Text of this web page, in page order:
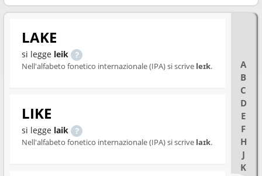
A
B
C
D
E
F
H
J
K
LAKE
si legge leik
Nell'alfabeto fonetico internazionale (IPA) si scrive leɪk.
LIKE
si legge laik
Nell'alfabeto fonetico internazionale (IPA) si scrive laɪk.